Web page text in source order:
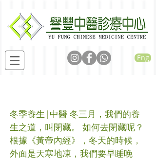
Eng
冬季養生|中醫 冬三月，我們的養
生之道，叫閉藏。 如何去閉藏呢？
根據《黃帝內經》，冬天的時候，
外面是天寒地凍，我們要早睡晚